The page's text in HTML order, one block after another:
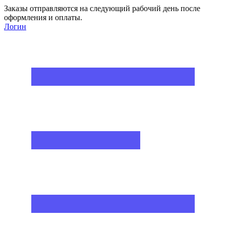
Заказы отправляются на следующий рабочий день после
оформления и оплаты.
Логин